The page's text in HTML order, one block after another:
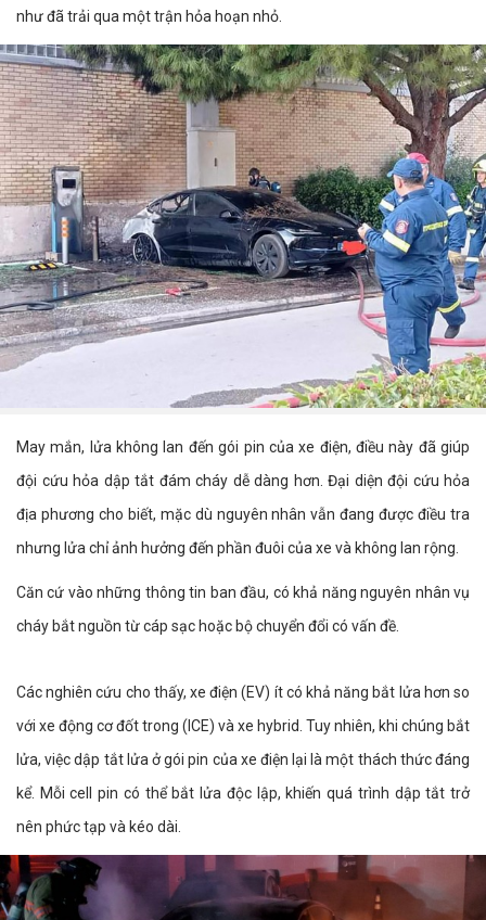
như đã trải qua một trận hỏa hoạn nhỏ.
May mắn, lửa không lan đến gói pin của xe điện, điều này đã giúp
đội cứu hỏa dập tắt đám cháy dễ dàng hơn. Đại diện đội cứu hỏa
địa phương cho biết, mặc dù nguyên nhân vẫn đang được điều tra
nhưng lửa chỉ ảnh hưởng đến phần đuôi của xe và không lan rộng.
Căn cứ vào những thông tin ban đầu, có khả năng nguyên nhân vụ
cháy bắt nguồn từ cáp sạc hoặc bộ chuyển đổi có vấn đề.
Các nghiên cứu cho thấy, xe điện (EV) ít có khả năng bắt lửa hơn so
với xe động cơ đốt trong (ICE) và xe hybrid. Tuy nhiên, khi chúng bắt
lửa, việc dập tắt lửa ở gói pin của xe điện lại là một thách thức đáng
kể. Mỗi cell pin có thể bắt lửa độc lập, khiến quá trình dập tắt trở
nên phức tạp và kéo dài.